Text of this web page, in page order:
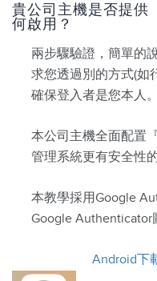
貴公司主機是否提供
何啟用？
兩步驟驗證，簡單的
求您透過別的方式(如
確保登入者是您本人。
本公司主機全面配置
管理系統更有安全性
本教學採用Google
Google Authenticator
Android下